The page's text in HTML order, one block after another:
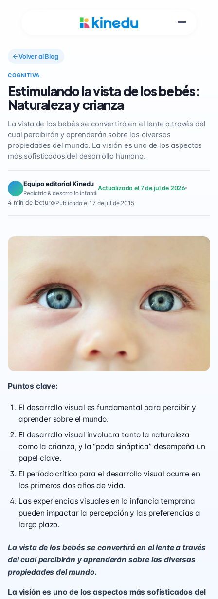
Volver al Blog
COGNITIVA
Estimulando la vista de los bebés:
Naturaleza y crianza
La vista de los bebés se convertirá en el lente a través del
cual percibirán y aprenderán sobre las diversas
propiedades del mundo. La visión es uno de los aspectos
más sofisticados del desarrollo humano.
Equipo editorial Kinedu
Pediatría & desarrollo infantil
Actualizado el 7 de jul de 2026
4 min de lectura Publicado el 17 de jul de 2015
Puntos clave:
El desarrollo visual es fundamental para percibir y
aprender sobre el mundo.
El desarrollo visual involucra tanto la naturaleza
como la crianza, y la “poda sináptica” desempeña un
papel clave.
El período crítico para el desarrollo visual ocurre en
los primeros dos años de vida.
Las experiencias visuales en la infancia temprana
pueden impactar la percepción y las preferencias a
largo plazo.
La vista de los bebés se convertirá en el lente a través
del cual percibirán y aprenderán sobre las diversas
propiedades del mundo.
La visión es uno de los aspectos más sofisticados del